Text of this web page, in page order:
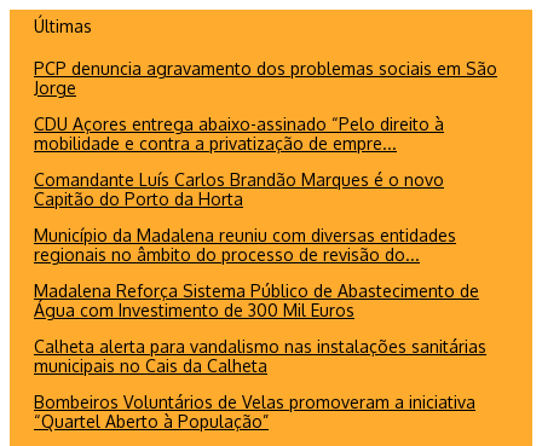
conteúdo
Últimas
PCP denuncia agravamento dos problemas sociais em São
Jorge
CDU Açores entrega abaixo-assinado “Pelo direito à
mobilidade e contra a privatização de empre...
Comandante Luís Carlos Brandão Marques é o novo
Capitão do Porto da Horta
Município da Madalena reuniu com diversas entidades
regionais no âmbito do processo de revisão do...
Madalena Reforça Sistema Público de Abastecimento de
Água com Investimento de 300 Mil Euros
Calheta alerta para vandalismo nas instalações sanitárias
municipais no Cais da Calheta
Bombeiros Voluntários de Velas promoveram a iniciativa
“Quartel Aberto à População”